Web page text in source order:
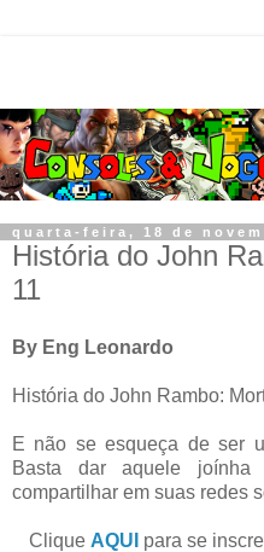
quarta-feira, 18 de
História do John
11
By Eng Leonardo
História do John Rambo:
E não se esqueça de ser
Basta dar aquele
compartilhar em suas redes
Clique AQUI para se